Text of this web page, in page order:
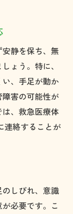
静を保ち、無
ょう。特に、
、手足が動か
害の可能性が
、救急医療体
連絡することが
しびれ、意識
必要です。こ